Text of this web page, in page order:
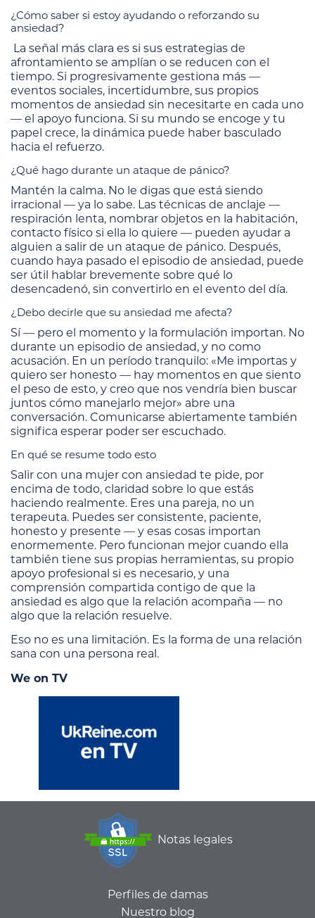
¿Cómo saber si estoy ayudando o reforzando su
ansiedad?
La señal más clara es si sus estrategias de
afrontamiento se amplían o se reducen con el
tiempo. Si progresivamente gestiona más —
eventos sociales, incertidumbre, sus propios
momentos de ansiedad sin necesitarte en cada uno
— el apoyo funciona. Si su mundo se encoge y tu
papel crece, la dinámica puede haber basculado
hacia el refuerzo.
¿Qué hago durante un ataque de pánico?
Mantén la calma. No le digas que está siendo
irracional — ya lo sabe. Las técnicas de anclaje —
respiración lenta, nombrar objetos en la habitación,
contacto físico si ella lo quiere — pueden ayudar a
alguien a salir de un ataque de pánico. Después,
cuando haya pasado el episodio de ansiedad, puede
ser útil hablar brevemente sobre qué lo
desencadenó, sin convertirlo en el evento del día.
¿Debo decirle que su ansiedad me afecta?
Sí — pero el momento y la formulación importan. No
durante un episodio de ansiedad, y no como
acusación. En un período tranquilo: «Me importas y
quiero ser honesto — hay momentos en que siento
el peso de esto, y creo que nos vendría bien buscar
juntos cómo manejarlo mejor» abre una
conversación. Comunicarse abiertamente también
significa esperar poder ser escuchado.
En qué se resume todo esto
Salir con una mujer con ansiedad te pide, por
encima de todo, claridad sobre lo que estás
haciendo realmente. Eres una pareja, no un
terapeuta. Puedes ser consistente, paciente,
honesto y presente — y esas cosas importan
enormemente. Pero funcionan mejor cuando ella
también tiene sus propias herramientas, su propio
apoyo profesional si es necesario, y una
comprensión compartida contigo de que la
ansiedad es algo que la relación acompaña — no
algo que la relación resuelve.
Eso no es una limitación. Es la forma de una relación
sana con una persona real.
We on TV
Notas legales
Perfiles de damas
Nuestro blog